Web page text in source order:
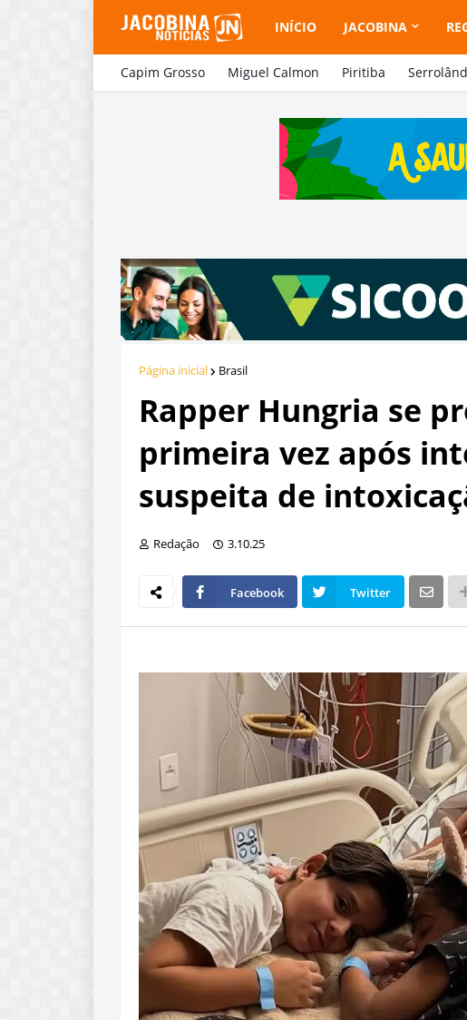
INÍCIO JACOBINA
Capim Grosso Miguel Calmon Piritiba
Página inicial Brasil
Rapper Hungria se
primeira vez após
suspeita de
Redação 3.10.25
Facebook Twitter